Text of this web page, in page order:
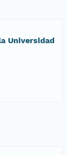
Universidad